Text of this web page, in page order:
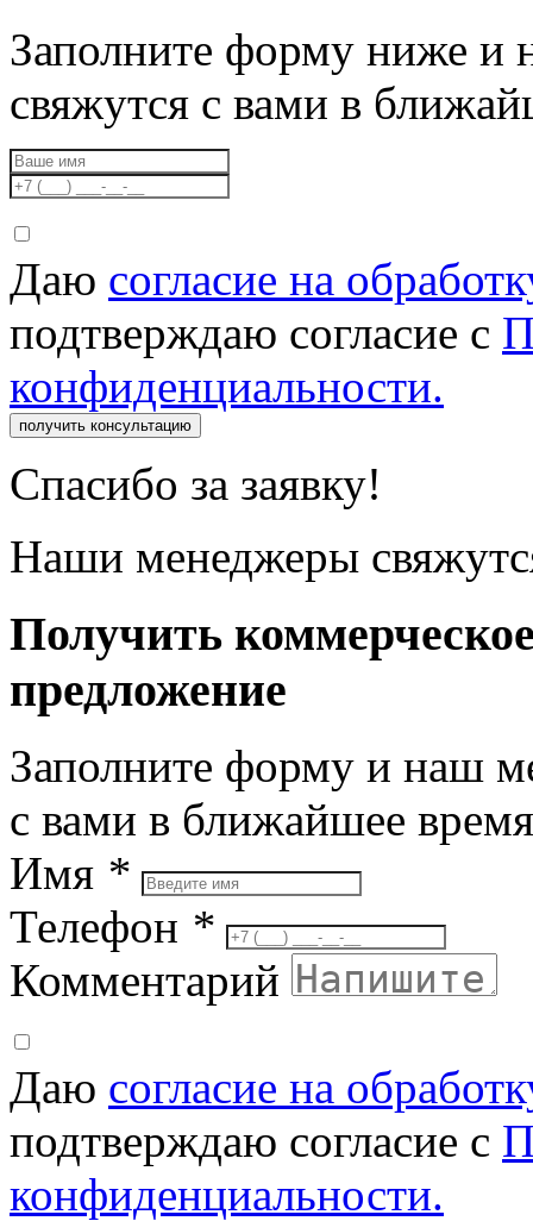
Заполните форму ниже и
свяжутся с вами в
Даю согласие на
подтверждаю согласие с
конфиденциальности.
получить консультацию
Спасибо за заявку!
Наши менеджеры
Получить
предложение
Заполните форму и наш
с вами в ближайшее время
Имя *
Телефон *
Комментарий
Даю согласие на
подтверждаю согласие с
конфиденциальности.